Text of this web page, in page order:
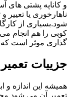
و کاناپه پشتی های
ناهارخوری یا
شود.بسیاری از
کوبی را هم انجام
گذاری موثر است که
جزییات
همیشه این اندازه و
تعمیر آن می شود